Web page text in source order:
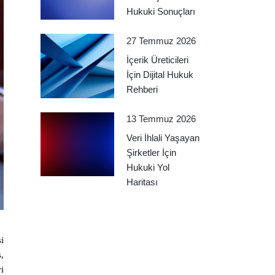
Hukuki Sonuçları
27 Temmuz 2026
İçerik Üreticileri
İçin Dijital Hukuk
Rehberi
13 Temmuz 2026
Veri İhlali Yaşayan
Şirketler İçin
Hukuki Yol
Haritası